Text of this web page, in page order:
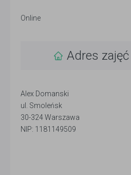
Online
Adres zajęć
Alex Domanski
ul. Smoleńsk
30-324 Warszawa
NIP: 1181149509